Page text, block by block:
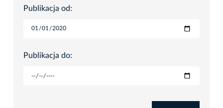
Publikacja od:
Publikacja do: